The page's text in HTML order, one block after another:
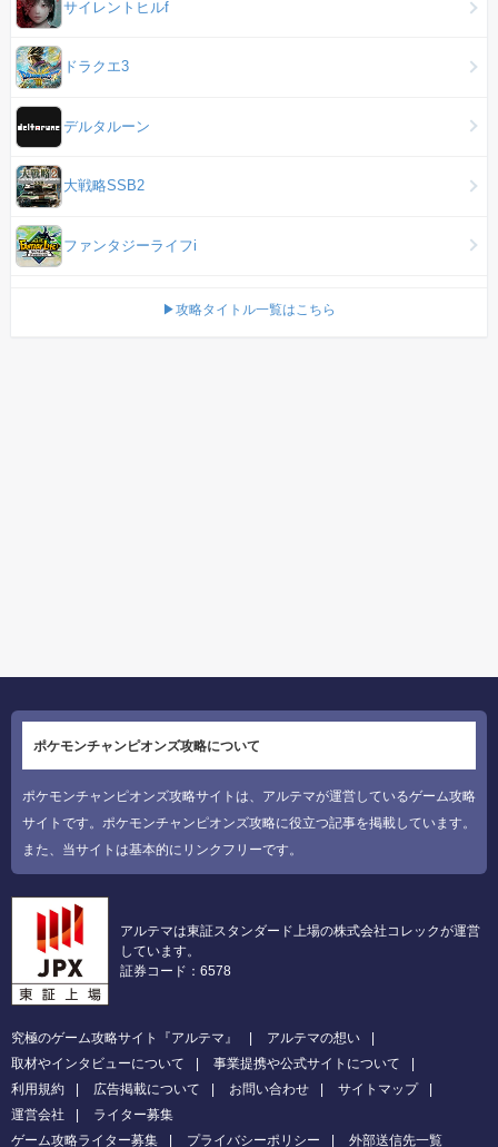
サイレントヒルf
ドラクエ3
デルタルーン
大戦略SSB2
ファンタジーライフi
▶攻略タイトル一覧はこちら
ポケモンチャンピオンズ攻略について
ポケモンチャンピオンズ攻略サイトは、アルテマが運営しているゲーム攻略
サイトです。ポケモンチャンピオンズ攻略に役立つ記事を掲載しています。
また、当サイトは基本的にリンクフリーです。
アルテマは東証スタンダード上場の株式会社コレックが運営
しています。
証券コード：6578
究極のゲーム攻略サイト『アルテマ』
アルテマの想い
取材やインタビューについて
事業提携や公式サイトについて
利用規約
広告掲載について お問い合わせ
サイトマップ
運営会社
ライター募集
ゲーム攻略ライター募集
プライバシーポリシー 外部送信先一覧